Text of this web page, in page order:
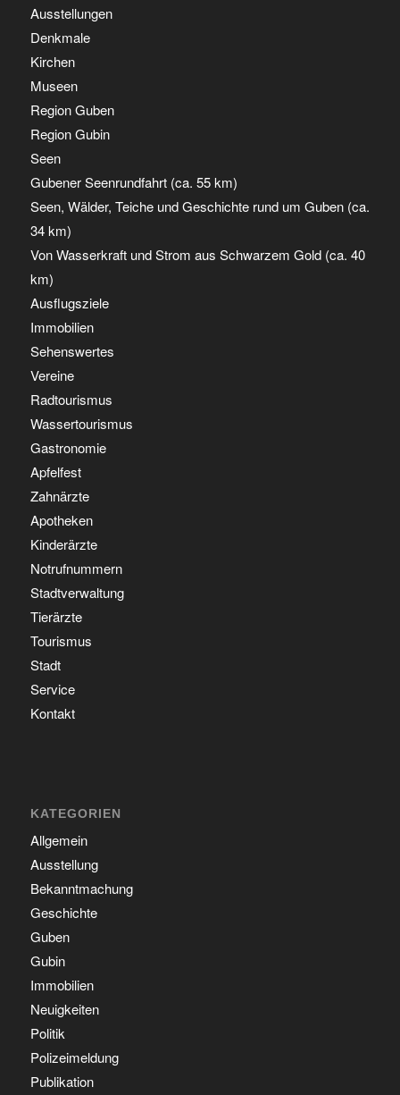
Ausstellungen
Denkmale
Kirchen
Museen
Region Guben
Region Gubin
Seen
Gubener Seenrundfahrt (ca. 55 km)
Seen, Wälder, Teiche und Geschichte rund um Guben (ca.
34 km)
Von Wasserkraft und Strom aus Schwarzem Gold (ca. 40
km)
Ausflugsziele
Immobilien
Sehenswertes
Vereine
Radtourismus
Wassertourismus
Gastronomie
Apfelfest
Zahnärzte
Apotheken
Kinderärzte
Notrufnummern
Stadtverwaltung
Tierärzte
Tourismus
Stadt
Service
Kontakt
KATEGORIEN
Allgemein
Ausstellung
Bekanntmachung
Geschichte
Guben
Gubin
Immobilien
Neuigkeiten
Politik
Polizeimeldung
Publikation